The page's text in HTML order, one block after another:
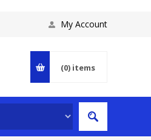
My Account
(0) items